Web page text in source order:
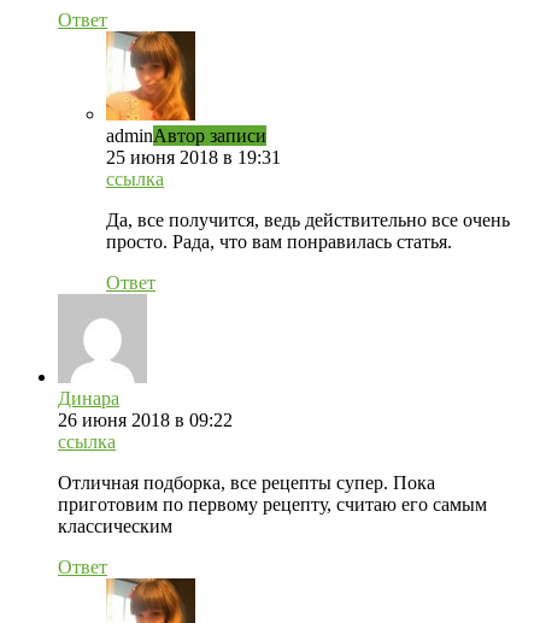
Ответ
adminАвтор записи
25 июня 2018 в 19:31
ссылка
Да, все получится, ведь действительно все очень
просто. Рада, что вам понравилась статья.
Ответ
Динара
26 июня 2018 в 09:22
ссылка
Отличная подборка, все рецепты супер. Пока
приготовим по первому рецепту, считаю его самым
классическим
Ответ